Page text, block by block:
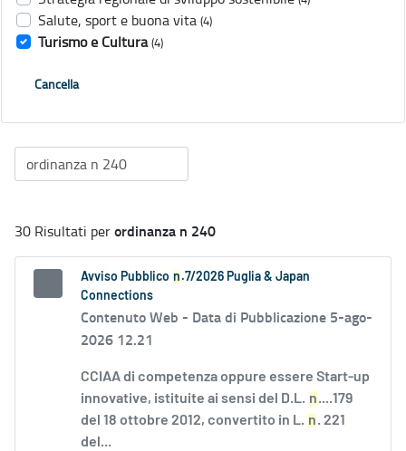
Salute, sport e buona vita (4)
Turismo e Cultura (4)
Cancella
30 Risultati perordinanza n 240
Avviso Pubblico n .7/2026 Puglia & Japan
Connections
Contenuto Web - Data di Pubblicazione 5-ago-
2026 12.21
CCIAA di competenza oppure essere Start-up
innovative, istituite ai sensi del D.L. n....179
del 18 ottobre 2012, convertito in L. n. 221
del...